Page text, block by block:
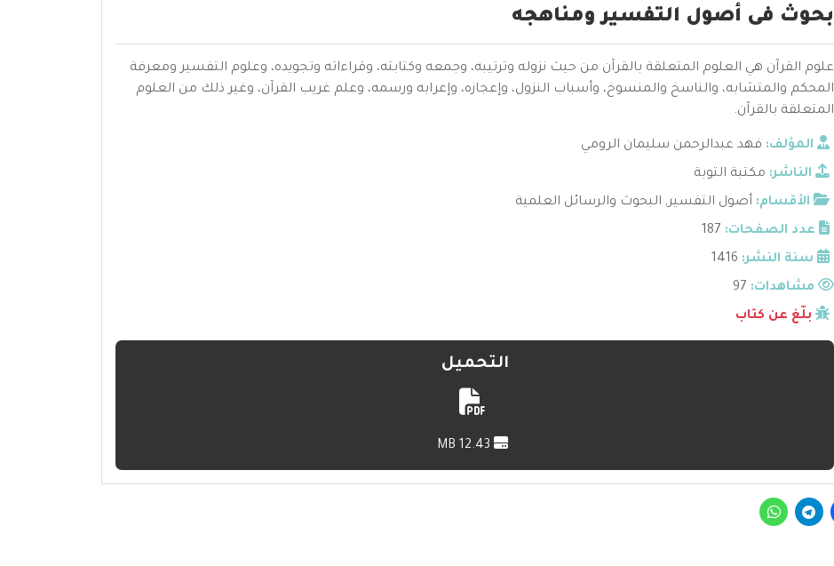
بحوث فى أصول التفسير ومناهجه
علوم القرآن هي العلوم المتعلقة بالقرآن من حيث نزوله وترتيبه، وجمعه وكتابته، وقراءاته وتجويده، وعلوم التفسير ومعرفة
المحكم والمتشابه، والناسخ والمنسوخ، وأسباب النزول، وإعجازه، وإعرابه ورسمه، وعلم غريب القرآن، وغير ذلك من العلوم
المتعلقة بالقرآن.
المؤلف: فهد عبدالرحمن سليمان الرومي
الناشر: مكتبة التوبة
الأقسام: أصول التفسير, البحوث والرسائل العلمية
عدد الصفحات: 187
سنة النشر: 1416
مشاهدات:
بلّغ عن كتاب
التحميل